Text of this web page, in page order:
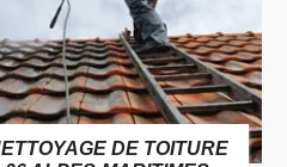
ET NETTOYAGE DE